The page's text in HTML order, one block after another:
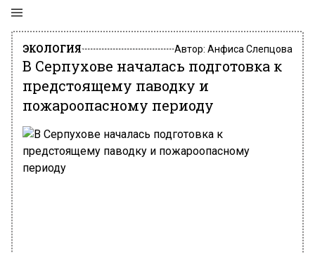
ЭКОЛОГИЯ Автор: Анфиса Слепцова
В Серпухове началась подготовка к
предстоящему паводку и
пожароопасному периоду